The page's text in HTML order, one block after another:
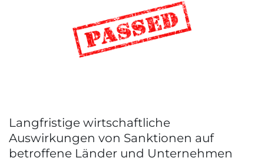
Langfristige wirtschaftliche
Auswirkungen von Sanktionen auf
betroffene Länder und Unternehmen